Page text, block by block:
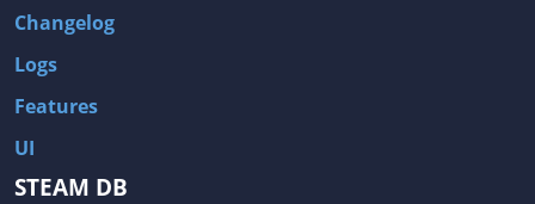
Changelog
Logs
Features
UI
STEAM DB